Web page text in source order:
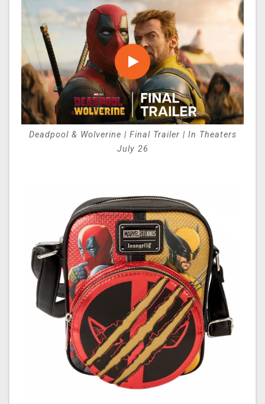
Deadpool & Wolverine | Final Trailer | In Theaters
July 26